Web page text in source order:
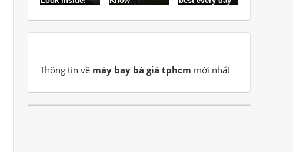
Thông tin về máy bay bà già tphcm mới nhất